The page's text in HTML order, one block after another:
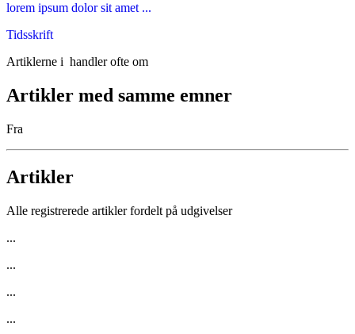
lorem ipsum dolor sit amet ...
Tidsskrift
Artiklerne i handler ofte om
Artikler med samme emner
Fra
Artikler
Alle registrerede artikler fordelt på udgivelser
...
...
...
...